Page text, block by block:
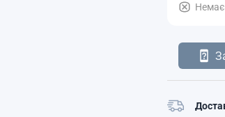
Немає